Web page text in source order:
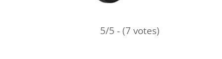
5/5 - (7 votes)